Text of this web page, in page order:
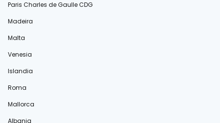
Paris Charles de Gaulle CDG
Madeira
Malta
Venesia
Islandia
Roma
Mallorca
Albania